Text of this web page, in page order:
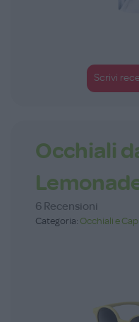
Scrivi
Occhiali
6 Recensioni
Categoria: Occhiali e